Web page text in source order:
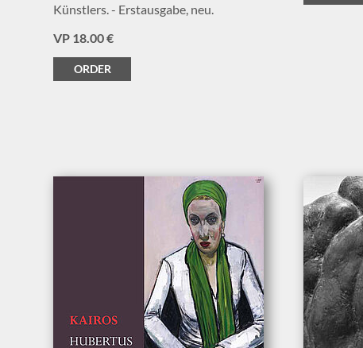
Künstlers. - Erstausgabe, neu.
VP 18.00 €
ORDER